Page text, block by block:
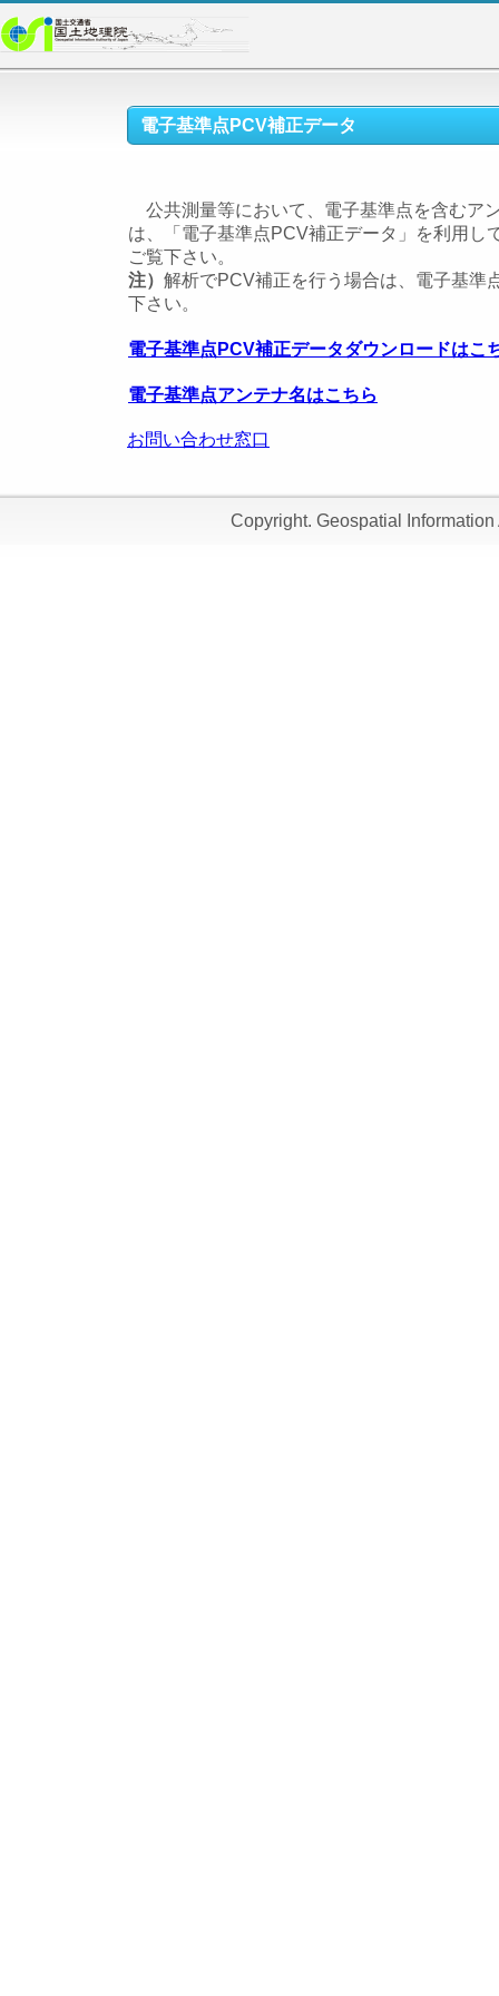
電子基準点PCV補正データ
公共測量等において、電子基準点を含むア
は、「電子基準点PCV補正データ」を利用し
ご覧下さい。
注） 解析でPCV補正を行う場合は、電子基準
下さい。
電子基準点PCV補正データダウンロードはこ
電子基準点アンテナ名はこちら
お問い合わせ窓口
Copyright. Geospatial